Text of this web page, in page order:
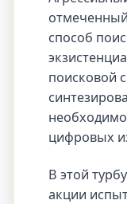
способ
поисковой
цифровых
В этой
акции